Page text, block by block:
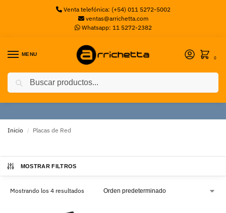
Venta telefónica: (+54) 011 5272-5002
ventas@arrichetta.com
Whatsapp: 11 5272-2382
MENU
0
Placas de Red
Inicio / Placas de Red
MOSTRAR FILTROS
Mostrando los 4 resultados